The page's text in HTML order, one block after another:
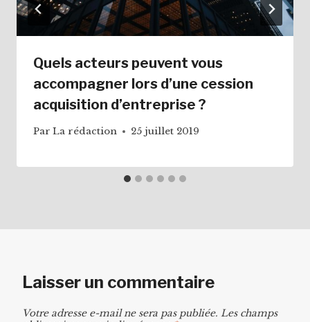
Quels acteurs peuvent vous
accompagner lors d’une cession
acquisition d’entreprise ?
Par La rédaction 25 juillet 2019
Laisser un commentaire
Votre adresse e-mail ne sera pas publiée. Les champs